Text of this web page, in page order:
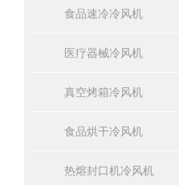
食品速冷冷风机
医疗器械冷风机
真空烤箱冷风机
食品烘干冷风机
热熔封口机冷风机